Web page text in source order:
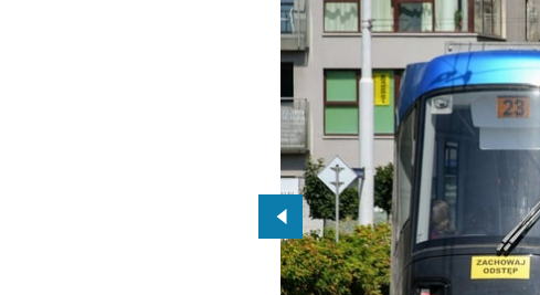
Przejdź do poprzedniego zdjęcia.